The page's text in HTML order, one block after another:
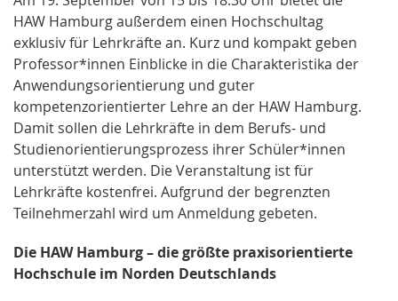
HAW Hamburg außerdem einen Hochschultag
exklusiv für Lehrkräfte an. Kurz und kompakt geben
Professor*innen Einblicke in die Charakteristika der
Anwendungsorientierung und guter
kompetenzorientierter Lehre an der HAW Hamburg.
Damit sollen die Lehrkräfte in dem Berufs- und
Studienorientierungsprozess ihrer Schüler*innen
unterstützt werden. Die Veranstaltung ist für
Lehrkräfte kostenfrei. Aufgrund der begrenzten
Teilnehmerzahl wird um Anmeldung gebeten.
Die HAW Hamburg – die größte praxisorientierte
Hochschule im Norden Deutschlands